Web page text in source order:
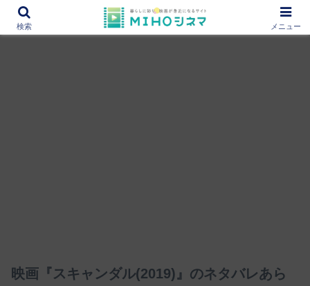
12000作品を紹介！あなたの映画図書館『MIHOシネマ』
映画『スキャンダル(2019)』のネタバレあら
検索 メニュー